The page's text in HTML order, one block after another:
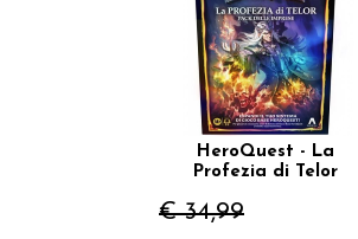
HeroQuest - La
Profezia di Telor
€ 34,99